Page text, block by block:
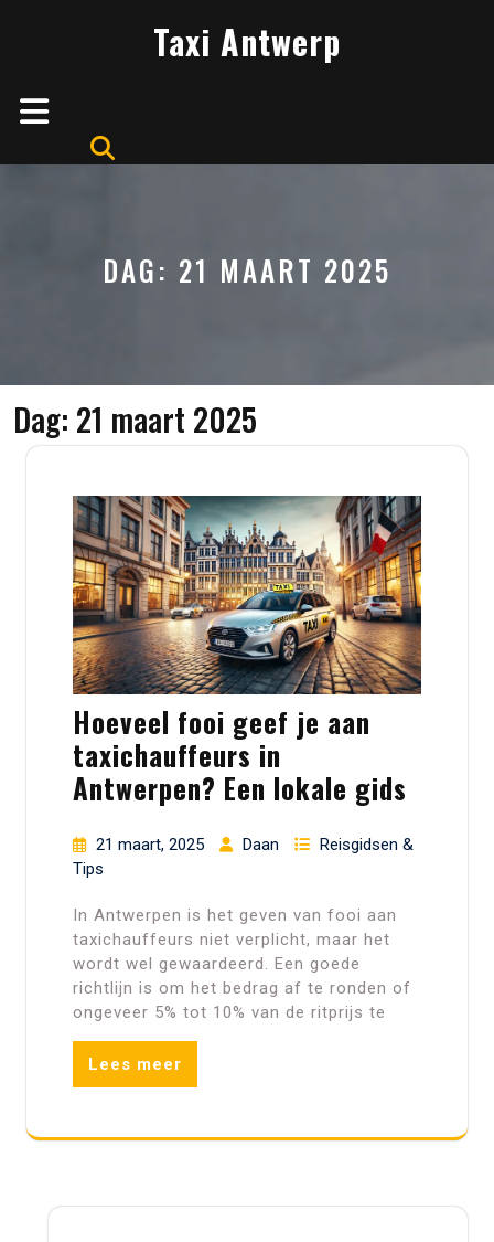
Taxi Antwerp
Open
Button
DAG: 21 MAART 2025
Dag: 21 maart 2025
Hoeveel fooi geef je aan
taxichauffeurs in
Antwerpen? Een lokale gids
21 maart, 2025 Daan
Reisgidsen &
Tips
In Antwerpen is het geven van fooi aan
taxichauffeurs niet verplicht, maar het
wordt wel gewaardeerd. Een goede
richtlijn is om het bedrag af te ronden of
ongeveer 5% tot 10% van de ritprijs te
Lees meer